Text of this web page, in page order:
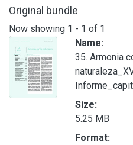
Original bundle
Now showing 1 - 1 of 1
Name:
35. Armonia
Size:
5.25 MB
Format: